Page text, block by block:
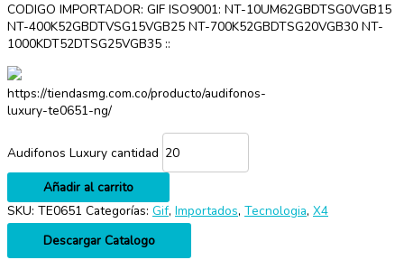
CODIGO IMPORTADOR: GIF ISO9001: NT-10UM62GBDTSG0VGB15
NT-400K52GBDTVSG15VGB25 NT-700K52GBDTSG20VGB30 NT-
1000KDT52DTSG25VGB35 ::
https://tiendasmg.com.co/producto/audifonos-
luxury-te0651-ng/
Audifonos Luxury cantidad
Añadir al carrito
SKU: TE0651 Categorías: Gif, Importados, Tecnologia, X4
Descargar Catalogo